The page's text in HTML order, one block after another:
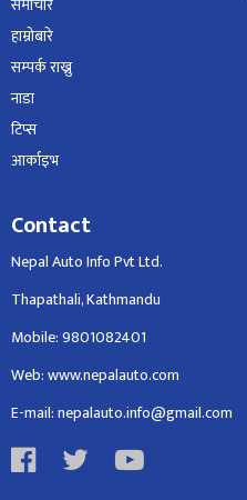
समाचार
हाम्रोबारे
सम्पर्क राख्नु
नाडा
टिप्स
आर्काइभ
Contact
Nepal Auto Info Pvt Ltd.
Thapathali, Kathmandu
Mobile: 9801082401
Web: www.nepalauto.com
E-mail: nepalauto.info@gmail.com